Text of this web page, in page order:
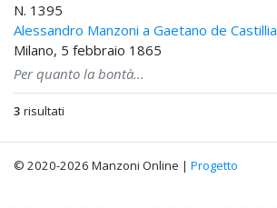
N. 1395
Alessandro Manzoni a Gaetano de Castillia
Milano, 5 febbraio 1865
Per quanto la bontà...
3 risultati
© 2020-2026 Manzoni Online | Progetto